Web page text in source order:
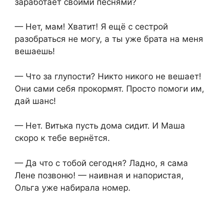
— Нет, мам! Хватит! Я ещё с сестрой
разобраться не могу, а ты уже брата на меня
вешаешь!
— Что за глупости? Никто никого не вешает!
Они сами себя прокормят. Просто помоги им,
дай шанс!
— Нет. Витька пусть дома сидит. И Маша
скоро к тебе вернётся.
— Да что с тобой сегодня? Ладно, я сама
Лене позвоню! — наивная и напористая,
Ольга уже набирала номер.